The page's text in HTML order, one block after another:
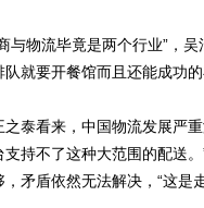
物流毕竟是两个行业”，吴
队就要开餐馆而且还能成功
看来，中国物流发展严重
支持不了这种大范围的配送
，矛盾依然无法解决，“这是